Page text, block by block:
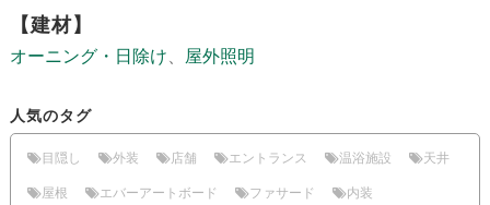
【建材】
オーニング・日除け 屋外照明
人気のタグ
目隠し 外装 店舗 エントランス 温浴施設 天井
屋根 エバーアートボード ファサード 内装